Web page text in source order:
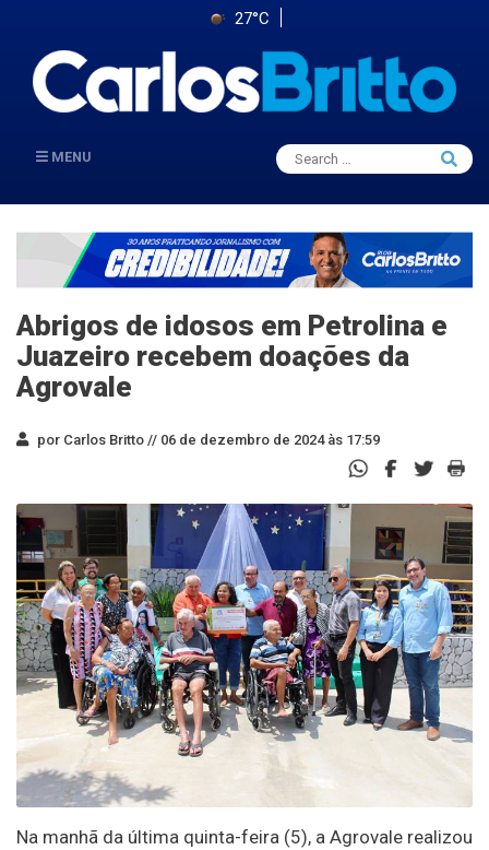
27°C
MENU
Search
for:
Search
Abrigos de idosos em Petrolina e
Juazeiro recebem doações da
Agrovale
por Carlos Britto // 06 de dezembro de 2024 às 17:59
Na manhã da última quinta-feira (5), a Agrovale realizou